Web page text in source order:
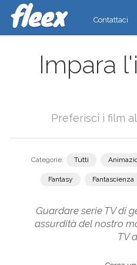
Contattaci
Impara
Preferisci i film
Categorie: Tutti
Fantasy Fantascienza
Guardare serie TV di
assurdità del nostro
TV